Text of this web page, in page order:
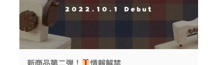
へ 手芸好きなスタッフが、心を込めて考えました。
限定100台のみの販売です。
ご購入はこちらの 代理店一覧
より、お近くのショップ
にてお買い求めいただけます♪
新商品第二弾！ 情報解禁